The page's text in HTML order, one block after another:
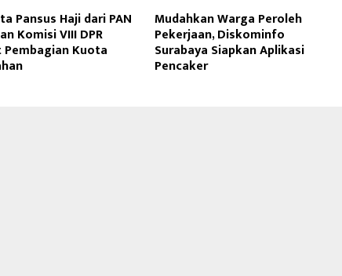
Pansus Haji dari PAN
Komisi VIII DPR
Kuota
Mudahkan Warga Peroleh
Pekerjaan, Diskominfo
Surabaya Siapkan Aplikasi
Pencaker